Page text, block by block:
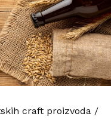
craft proizvoda /